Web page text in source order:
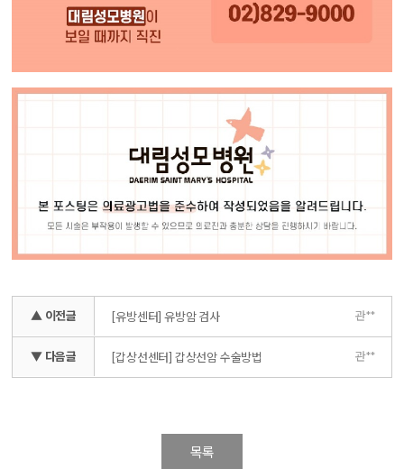
▲ 이전글 [유방센터] 유방암 검사 관**
▼ 다음글 [갑상선센터] 갑상선암 수술방법 관**
목록